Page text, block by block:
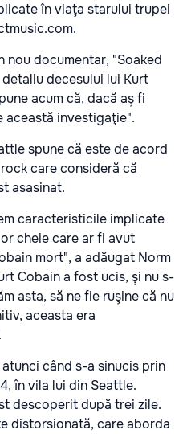
în viaţa starului trupei
nou documentar, "Soaked
decesului lui Kurt
acum că, dacă aş fi
această investigaţie".
spune că este de acord
care consideră că
asasinat.
caracteristicile implicate
cheie care ar fi avut
mort", a adăugat Norm
Cobain a fost ucis, şi nu s-
asta, să ne fie ruşine că nu
aceasta era
când s-a sinucis prin
în vila lui din Seattle.
descoperit după trei zile.
distorsionată, care aborda